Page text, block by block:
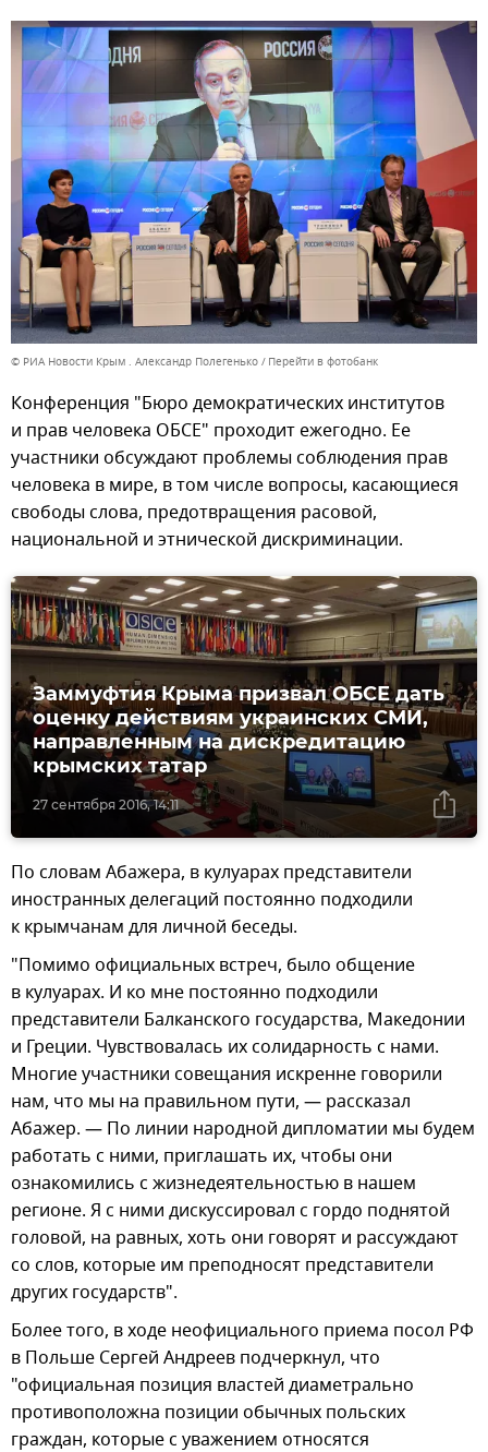
© РИА Новости Крым . Александр Полегенько Перейти в фотобанк
Конференция "Бюро демократических институтов
и прав человека ОБСЕ" проходит ежегодно. Ее
участники обсуждают проблемы соблюдения прав
человека в мире, в том числе вопросы, касающиеся
свободы слова, предотвращения расовой,
национальной и этнической дискриминации.
27 сентября 2016, 14:11
Заммуфтия Крыма призвал ОБСЕ дать
оценку действиям украинских СМИ,
направленным на дискредитацию
крымских татар
По словам Абажера, в кулуарах представители
иностранных делегаций постоянно подходили
к крымчанам для личной беседы.
"Помимо официальных встреч, было общение
в кулуарах. И ко мне постоянно подходили
представители Балканского государства, Македонии
и Греции. Чувствовалась их солидарность с нами.
Многие участники совещания искренне говорили
нам, что мы на правильном пути, — рассказал
Абажер. — По линии народной дипломатии мы будем
работать с ними, приглашать их, чтобы они
ознакомились с жизнедеятельностью в нашем
регионе. Я с ними дискуссировал с гордо поднятой
головой, на равных, хоть они говорят и рассуждают
со слов, которые им преподносят представители
других государств".
Более того, в ходе неофициального приема посол РФ
в Польше Сергей Андреев подчеркнул, что
"официальная позиция властей диаметрально
противоположна позиции обычных польских
граждан, которые с уважением относятся